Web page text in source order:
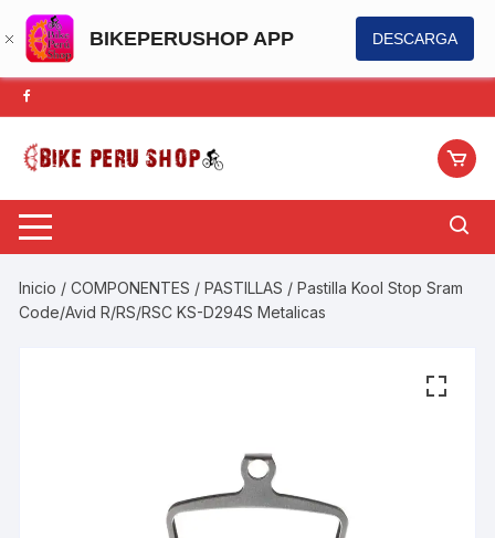
BIKEPERUSHOP APP DESCARGA
Saltar
al
contenido
Inicio /COMPONENTES /PASTILLAS / Pastilla Kool Stop Sram
Code/Avid R/RS/RSC KS-D294S Metalicas